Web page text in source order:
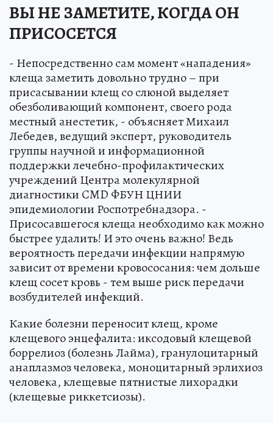
ВЫ НЕ ЗАМЕТИТЕ, КОГДА ОН
ПРИСОСЕТСЯ
- Непосредственно сам момент «нападения»
клеща заметить довольно трудно – при
присасывании клещ со слюной выделяет
обезболивающий компонент, своего рода
местный анестетик, - объясняет Михаил
Лебедев, ведущий эксперт, руководитель
группы научной и информационной
поддержки лечебно-профилактических
учреждений Центра молекулярной
диагностики CMD ФБУН ЦНИИ
эпидемиологии Роспотребнадзора. -
Присосавшегося клеща необходимо как можно
быстрее удалить! И это очень важно! Ведь
вероятность передачи инфекции напрямую
зависит от времени кровососания: чем дольше
клещ сосет кровь - тем выше риск передачи
возбудителей инфекций.
Какие болезни переносит клещ, кроме
клещевого энцефалита: иксодовый клещевой
боррелиоз (болезнь Лайма), гранулоцитарный
анаплазмоз человека, моноцитарный эрлихиоз
человека, клещевые пятнистые лихорадки
(клещевые риккетсиозы).